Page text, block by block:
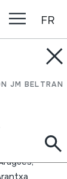
JM BELTRAN
FR
Ondarra;